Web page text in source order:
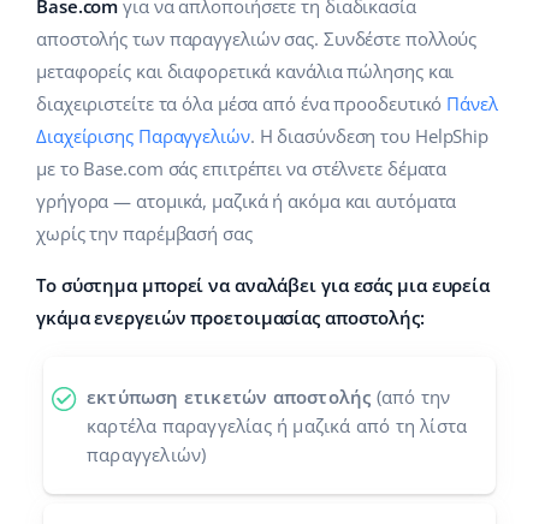
Διαχείριση αποστολών
Αυτοματοποίηση εγασιών
Base Connect
ΑΙ για e-commerce
Κλάδοι
Σπίτι & Κήπος
Παιδικά προϊόντα
Ηλεκτρονικά είδη
Ανταλλακτικά αυτοκινήτων
Σούπερμαρκετ
Μόδα
Βοήθεια
Base Academy
Base Blog
Υπηρεσίες
Έλεγχος λογαριασμού
Άλλα
Whitepaper
english (US)
english (GB)
english (IN)
deutsch
Ελληνικά
español (MX)
Français
Base.com για να απλοποιήσετε τη διαδικασία
αποστολής των παραγγελιών σας. Συνδέστε πολλούς
μεταφορείς και διαφορετικά κανάλια πώλησης και
διαχειριστείτε τα όλα μέσα από ένα προοδευτικό Πάνελ
Διαχείρισης Παραγγελιών. Η διασύνδεση του HelpShip
με το Base.com σάς επιτρέπει να στέλνετε δέματα
γρήγορα — ατομικά, μαζικά ή ακόμα και αυτόματα
χωρίς την παρέμβασή σας
Το σύστημα μπορεί να αναλάβει για εσάς μια ευρεία
γκάμα ενεργειών προετοιμασίας αποστολής:
εκτύπωση ετικετών αποστολής (από την
καρτέλα παραγγελίας ή μαζικά από τη λίστα
παραγγελιών)